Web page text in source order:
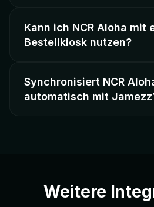
Ja, Jamezz funktioniert mit NCR
Hotels, QSR-Konzeptenund
Kann ich NCR Aloha mit
Bestellkiosk nutzen?
Ja, JamezzBestellkioske
NCR Aloha fürhohen
Synchronisiert NCR
automatisch mit
Weitere